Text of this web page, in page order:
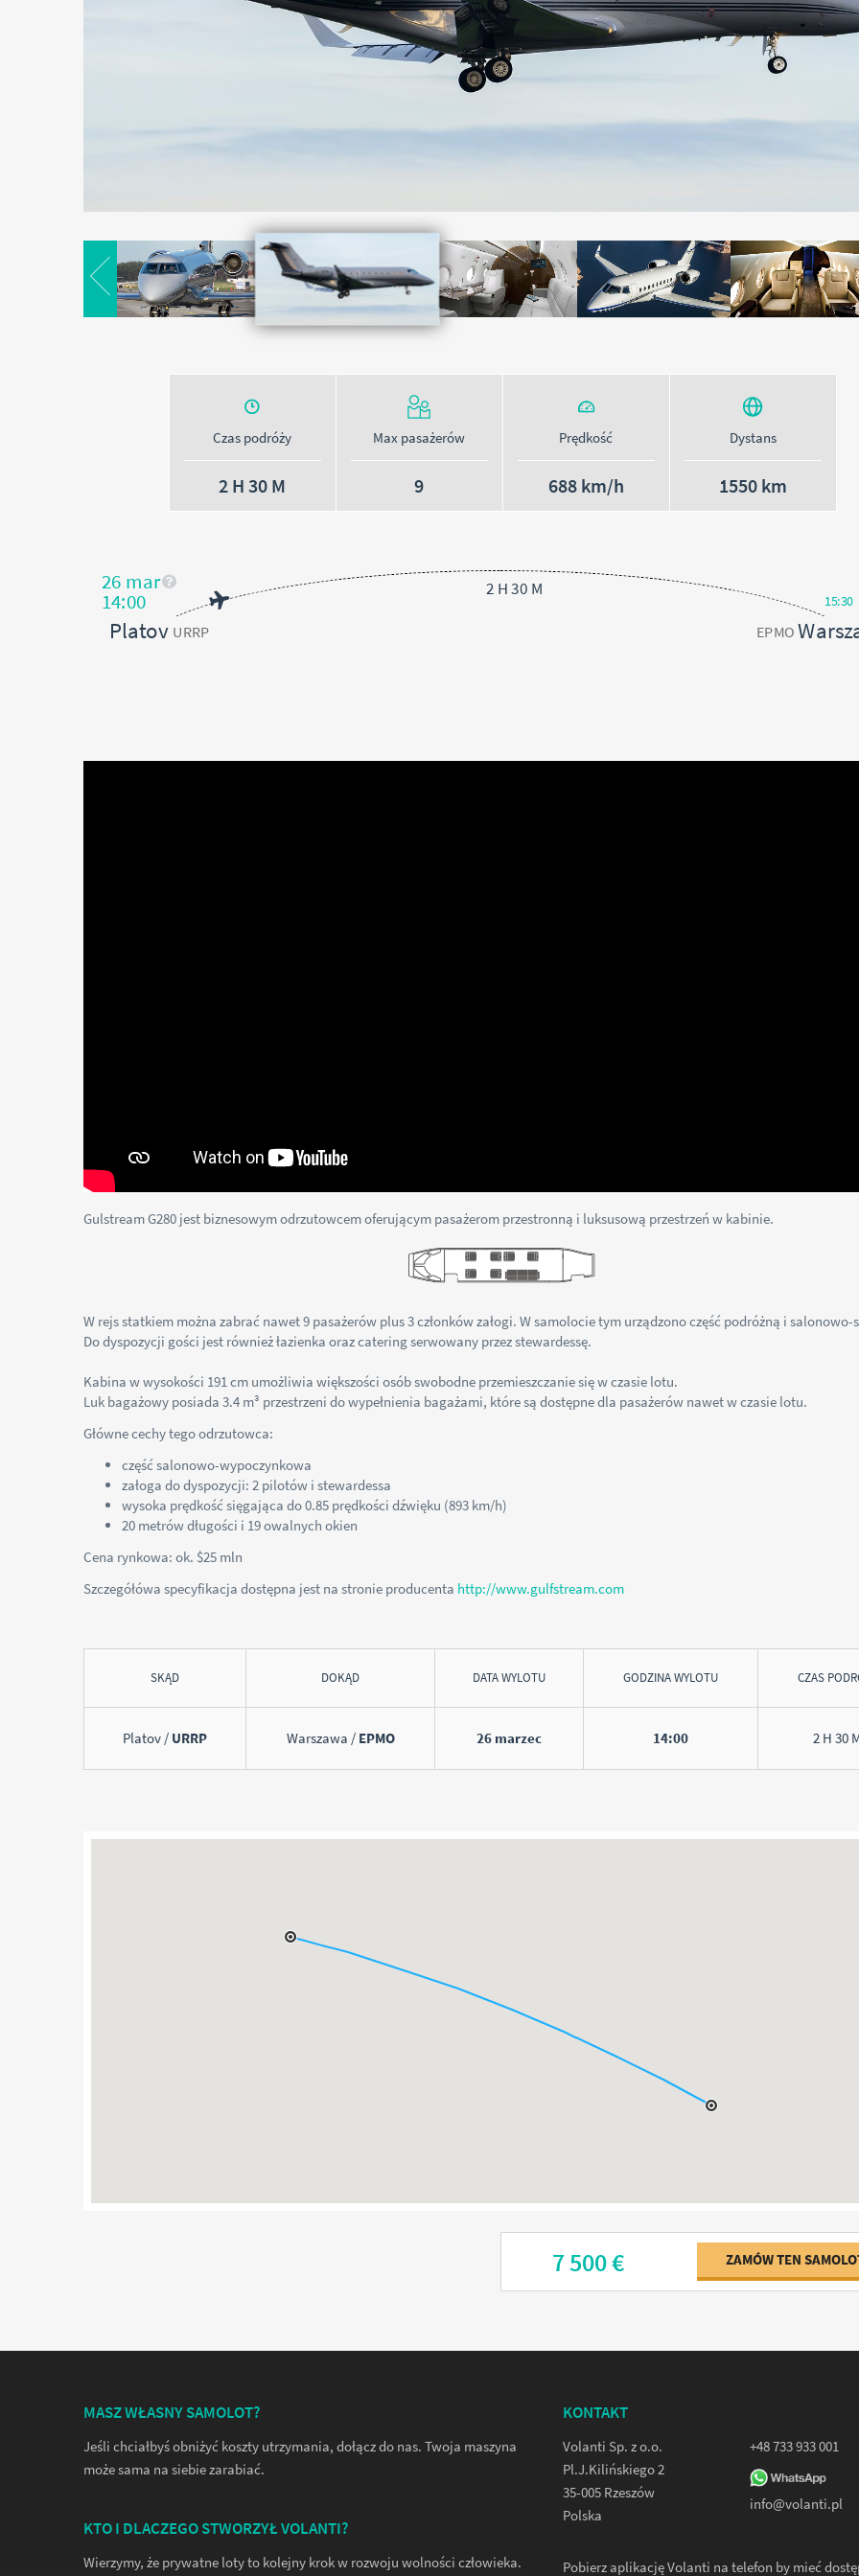
Czas podróży
2 H 30 M
Max pasażerów
9
Prędkość
688 km/h
Dystans
1550 km
2 H 30 M
26 mar
14:00
Platov URRP
15:30
EPMO
Gulstream G280 jest biznesowym odrzutowcem oferującym pasażerom przestronną i luksusową przestrzeń w kabinie.
W rejs statkiem można zabrać nawet 9 pasażerów plus 3 członków załogi. W samolocie tym urządzono część podróżną i
Do dyspozycji gości jest również łazienka oraz catering serwowany przez stewardessę.
Kabina w wysokości 191 cm umożliwia większości osób swobodne przemieszczanie się w czasie lotu.
Luk bagażowy posiada 3.4 m³ przestrzeni do wypełnienia bagażami, które są dostępne dla pasażerów nawet w czasie lotu.
Główne cechy tego odrzutowca:
część salonowo-wypoczynkowa
załoga do dyspozycji: 2 pilotów i stewardessa
wysoka prędkość sięgająca do 0.85 prędkości dźwięku (893 km/h)
20 metrów długości i 19 owalnych okien
Cena rynkowa: ok. $25 mln
Szczegółówa specyfikacja dostępna jest na stronie producenta http://www.gulfstream.com
SKĄD DOKĄD DATA WYLOTU GODZINA WYLOTU CZAS
Platov / URRP Warszawa / EPMO 26 marzec 14:00 2 H 30
7 500 € ZAMÓW TEN
MASZ WŁASNY SAMOLOT?
Jeśli chciałbyś obniżyć koszty utrzymania, dołącz do nas. Twoja maszyna
może sama na siebie zarabiać.
KTO I DLACZEGO STWORZYŁ VOLANTI?
Wierzymy, że prywatne loty to kolejny krok w rozwoju wolności człowieka.
KONTAKT
Volanti Sp. z o.o.
Pl.J.Kilińskiego 2
35-005 Rzeszów
Polska
+48 733 933 001
info@volanti.pl
Pobierz aplikację Volanti na telefon by mieć